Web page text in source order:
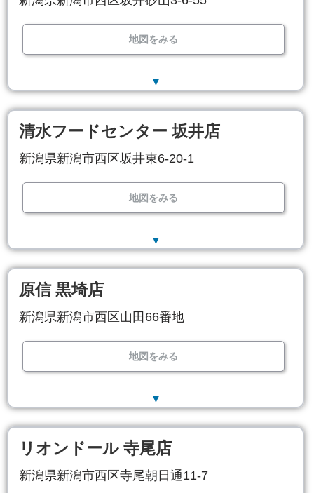
地図をみる
▼
清水フードセンター 坂井店
新潟県新潟市西区坂井東6-20-1
地図をみる
▼
原信 黒埼店
新潟県新潟市西区山田66番地
地図をみる
▼
リオンドール 寺尾店
新潟県新潟市西区寺尾朝日通11-7